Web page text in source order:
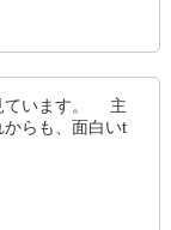
ています。 主
らも、面白いt